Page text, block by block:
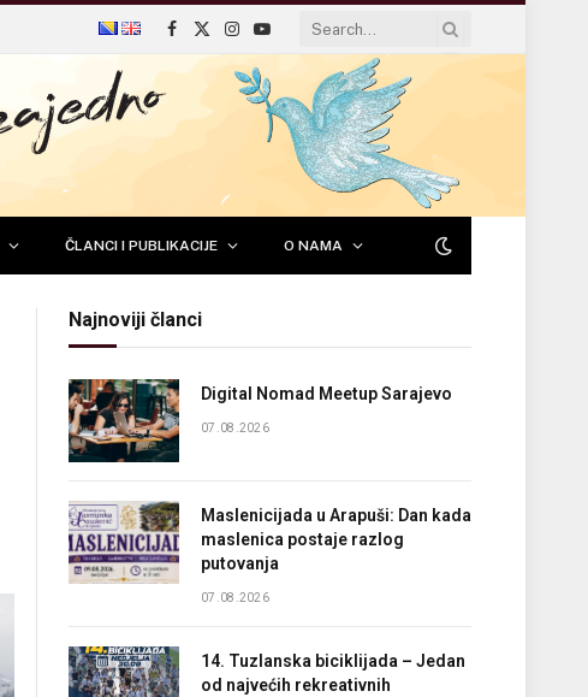
Facebook
X
(Twitter)
Instagram
YouTube
ČLANCI I PUBLIKACIJE O NAMA
Najnoviji članci
Digital Nomad Meetup Sarajevo
07.08.2026
Maslenicijada u Arapuši: Dan kada
maslenica postaje razlog
putovanja
07.08.2026
14. Tuzlanska biciklijada – Jedan
od najvećih rekreativnih